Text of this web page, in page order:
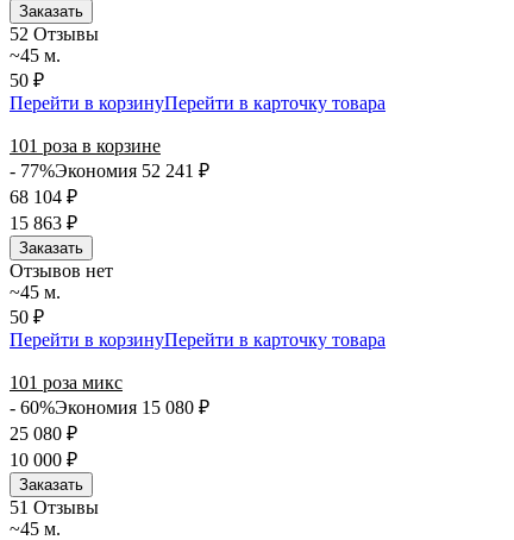
Заказать
52 Отзывы
~45 м.
50 ₽
Перейти в корзинуПерейти в карточку товара
101 роза в корзине
- 77%Экономия 52 241 ₽
68 104 ₽
15 863 ₽
Заказать
Отзывов нет
~45 м.
50 ₽
Перейти в корзинуПерейти в карточку товара
101 роза микс
- 60%Экономия 15 080 ₽
25 080 ₽
10 000 ₽
Заказать
51 Отзывы
~45 м.